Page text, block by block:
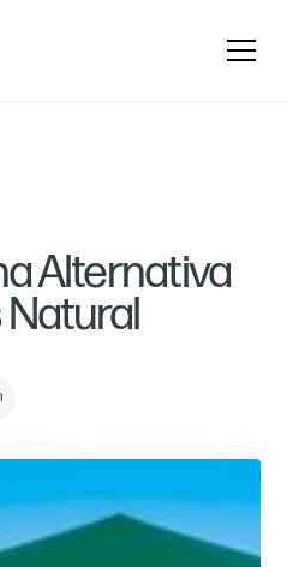
Alternativa
Natural